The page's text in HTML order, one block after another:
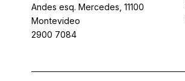
Andes esq. Mercedes, 11100
Montevideo
2900 7084